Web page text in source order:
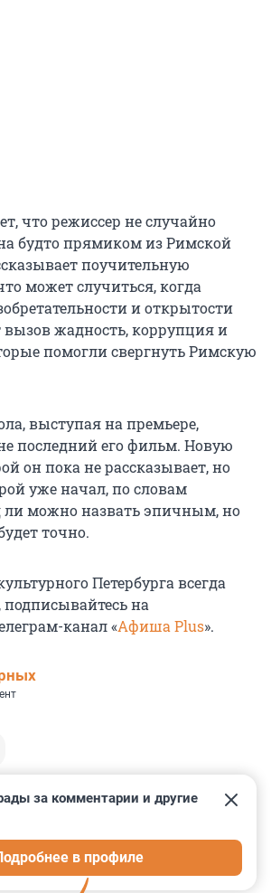
что режиссер не случайно
будто прямиком из Римской
поучительную
может случиться, когда
и открытости
жадность, коррупция и
помогли свергнуть Римскую
выступая на премьере,
последний его фильм. Новую
он пока не рассказывает, но
уже начал, по словам
ли можно назвать эпичным, но
точно.
Петербурга всегда
на
канал «Афиша Plus».
5
за комментарии и другие
в профиле